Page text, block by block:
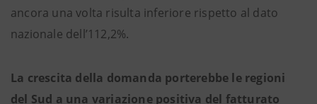
ancora una volta risulta inferiore rispetto al dato
nazionale dell’112,2%.
La crescita della domanda porterebbe le regioni
del Sud a una variazione positiva del fatturato